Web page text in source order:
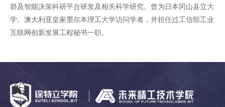
群及智能决策科研平台研发及相关科学研究。曾为日本冈山县立大
学、澳大利亚皇家墨尔本理工大学访问学者，并担任过工信部工业
互联网创新发展工程秘书一职。